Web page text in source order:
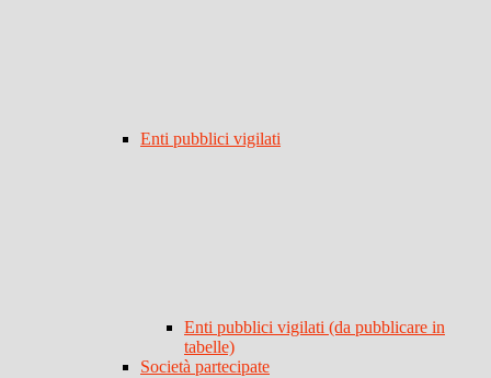
Enti pubblici vigilati
Enti pubblici vigilati (da pubblicare in
tabelle)
Società partecipate